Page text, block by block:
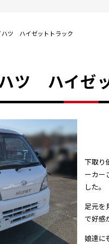
ハツ ハイゼットトラック
ツ ハイゼ
下取り
ーカー
した。
足元を
で好感
娘達に